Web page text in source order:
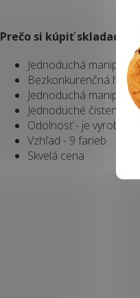
Prečo si kúpiť skladacie
Jednoduchá
Bezkonkurenčná
Jednoduchá
Jednoduché čistenie -
Odolnosť - je vyrobený
Vzhľad - 9 farieb
Skvelá cena